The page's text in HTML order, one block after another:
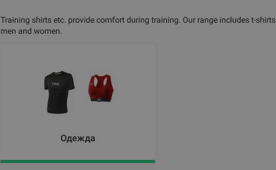
Training shirts etc. provide comfort during training. Our range includes t-
men and women.
Одежда